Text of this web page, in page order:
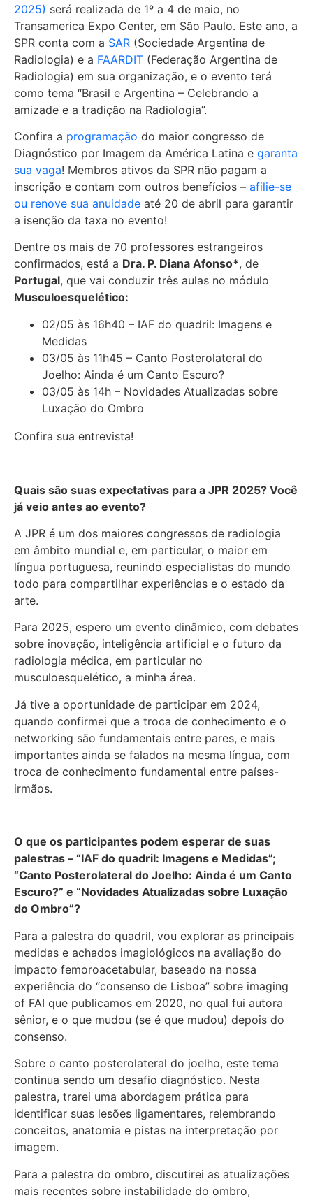
2025) será realizada de 1º a 4 de maio, no
Transamerica Expo Center, em São Paulo. Este ano, a
SPR conta com a SAR (Sociedade Argentina de
Radiologia) e a FAARDIT (Federação Argentina de
Radiologia) em sua organização, e o evento terá
como tema “Brasil e Argentina – Celebrando a
amizade e a tradição na Radiologia”.
Confira a programação do maior congresso de
Diagnóstico por Imagem da América Latina e garanta
sua vaga! Membros ativos da SPR não pagam a
inscrição e contam com outros benefícios – afilie-se
ou renove sua anuidade até 20 de abril para garantir
a isenção da taxa no evento!
Dentre os mais de 70 professores estrangeiros
confirmados, está a Dra. P. Diana Afonso*, de
Portugal, que vai conduzir três aulas no módulo
Musculoesquelético:
02/05 às 16h40 – IAF do quadril: Imagens e
Medidas
03/05 às 11h45 – Canto Posterolateral do
Joelho: Ainda é um Canto Escuro?
03/05 às 14h – Novidades Atualizadas sobre
Luxação do Ombro
Confira sua entrevista!
Quais são suas expectativas para a JPR 2025? Você
já veio antes ao evento?
A JPR é um dos maiores congressos de radiologia
em âmbito mundial e, em particular, o maior em
língua portuguesa, reunindo especialistas do mundo
todo para compartilhar experiências e o estado da
arte.
Para 2025, espero um evento dinâmico, com debates
sobre inovação, inteligência artificial e o futuro da
radiologia médica, em particular no
musculoesquelético, a minha área.
Já tive a oportunidade de participar em 2024,
quando confirmei que a troca de conhecimento e o
networking são fundamentais entre pares, e mais
importantes ainda se falados na mesma língua, com
troca de conhecimento fundamental entre países-
irmãos.
O que os participantes podem esperar de suas
palestras – “IAF do quadril: Imagens e Medidas”;
“Canto Posterolateral do Joelho: Ainda é um Canto
Escuro?” e “Novidades Atualizadas sobre Luxação
do Ombro”?
Para a palestra do quadril, vou explorar as principais
medidas e achados imagiológicos na avaliação do
impacto femoroacetabular, baseado na nossa
experiência do “consenso de Lisboa” sobre imaging
of FAI que publicamos em 2020, no qual fui autora
sênior, e o que mudou (se é que mudou) depois do
consenso.
Sobre o canto posterolateral do joelho, este tema
continua sendo um desafio diagnóstico. Nesta
palestra, trarei uma abordagem prática para
identificar suas lesões ligamentares, relembrando
conceitos, anatomia e pistas na interpretação por
imagem.
Para a palestra do ombro, discutirei as atualizações
mais recentes sobre instabilidade do ombro,